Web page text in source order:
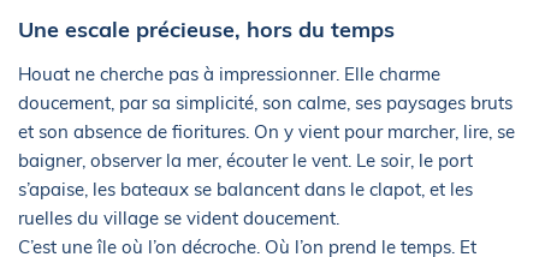
Une escale précieuse, hors du temps
Houat ne cherche pas à impressionner. Elle charme
doucement, par sa simplicité, son calme, ses paysages bruts
et son absence de fioritures. On y vient pour marcher, lire, se
baigner, observer la mer, écouter le vent. Le soir, le port
s’apaise, les bateaux se balancent dans le clapot, et les
ruelles du village se vident doucement.
C’est une île où l’on décroche. Où l’on prend le temps. Et